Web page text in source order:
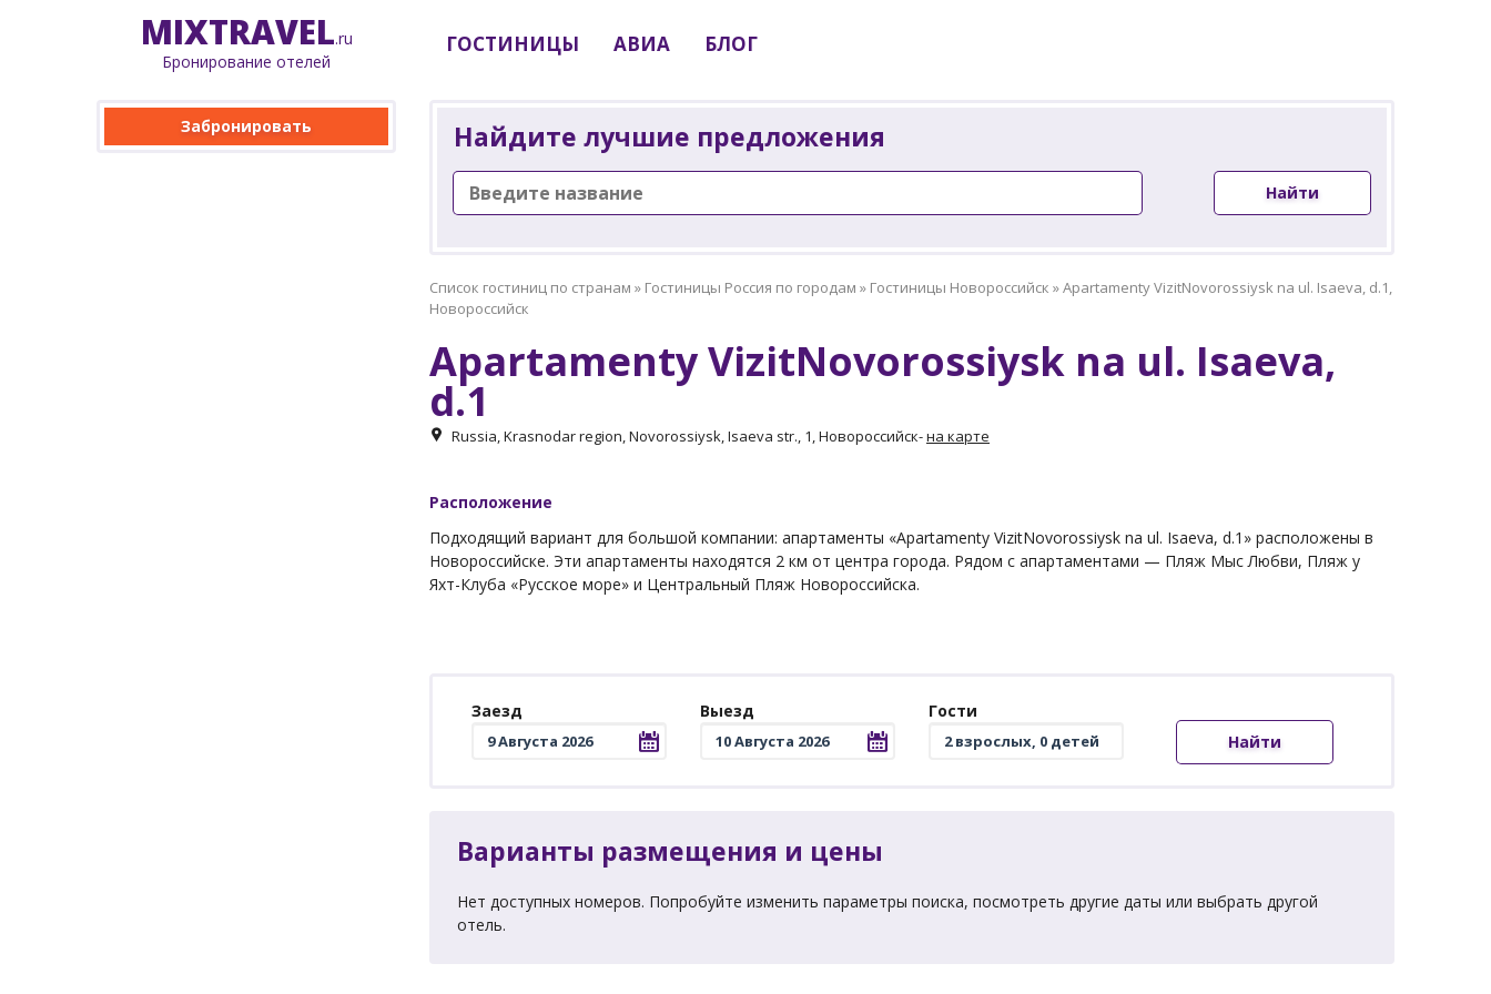
MIXTRAVEL.ru
Бронирование отелей
ГОСТИНИЦЫ АВИА БЛОГ
Забронировать Найдите лучшие предложения
Найти
Список гостиниц по странам » Гостиницы Россия по городам » Гостиницы Новороссийск »Apartamenty VizitNovorossiysk na ul. Isaeva, d.1,
Новороссийск
Apartamenty VizitNovorossiysk na ul. Isaeva,
d.1
Russia, Krasnodar region, Novorossiysk, Isaeva str., 1, Новороссийск-на карте
Расположение
Подходящий вариант для большой компании: апартаменты «Apartamenty VizitNovorossiysk na ul. Isaeva, d.1» расположены в
Новороссийске. Эти апартаменты находятся 2 км от центра города. Рядом с апартаментами — Пляж Мыс Любви, Пляж у
Яхт-Клуба «Русское море» и Центральный Пляж Новороссийска.
Заезд Выезд
Гости
Найти
Варианты размещения и цены
Нет доступных номеров. Попробуйте изменить параметры поиска, посмотреть другие даты или выбрать другой
отель.